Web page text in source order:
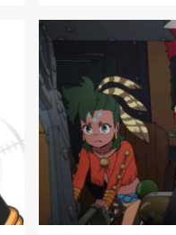
anche se
confermati anche
Tornando [']